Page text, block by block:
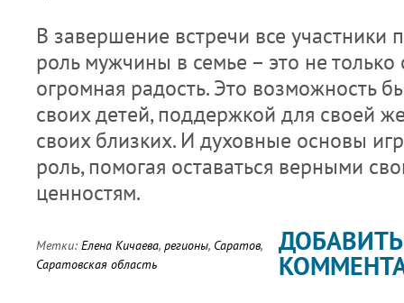
В завершение встречи все участники
роль мужчины в семье – это не только
огромная радость. Это возможность
своих детей, поддержкой для своей
своих близких. И духовные основы
роль, помогая оставаться верными
ценностям.
Метки: Елена Кичаева, регионы, Саратов,
Саратовская область
ДОБАВИТЬ